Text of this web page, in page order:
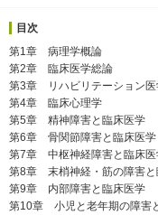
目次
第1章 病理学概論
第2章 臨床医学総論
第3章 リハビリテーション医
第4章 臨床心理学
第5章 精神障害と臨床医学
第6章 骨関節障害と臨床医学
第7章 中枢神経障害と臨床医
第8章 末梢神経・筋の障害と
第9章 内部障害と臨床医学
第10章 小児と老年期の障害